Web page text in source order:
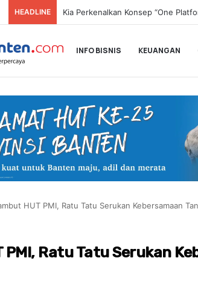
HEADLINE
INFO BISNIS KEUANGAN
HUT PMI, Ratu Tatu Serukan Kebersamaan
PMI, Ratu Tatu Serukan